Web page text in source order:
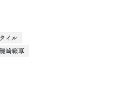
イル
崎範享